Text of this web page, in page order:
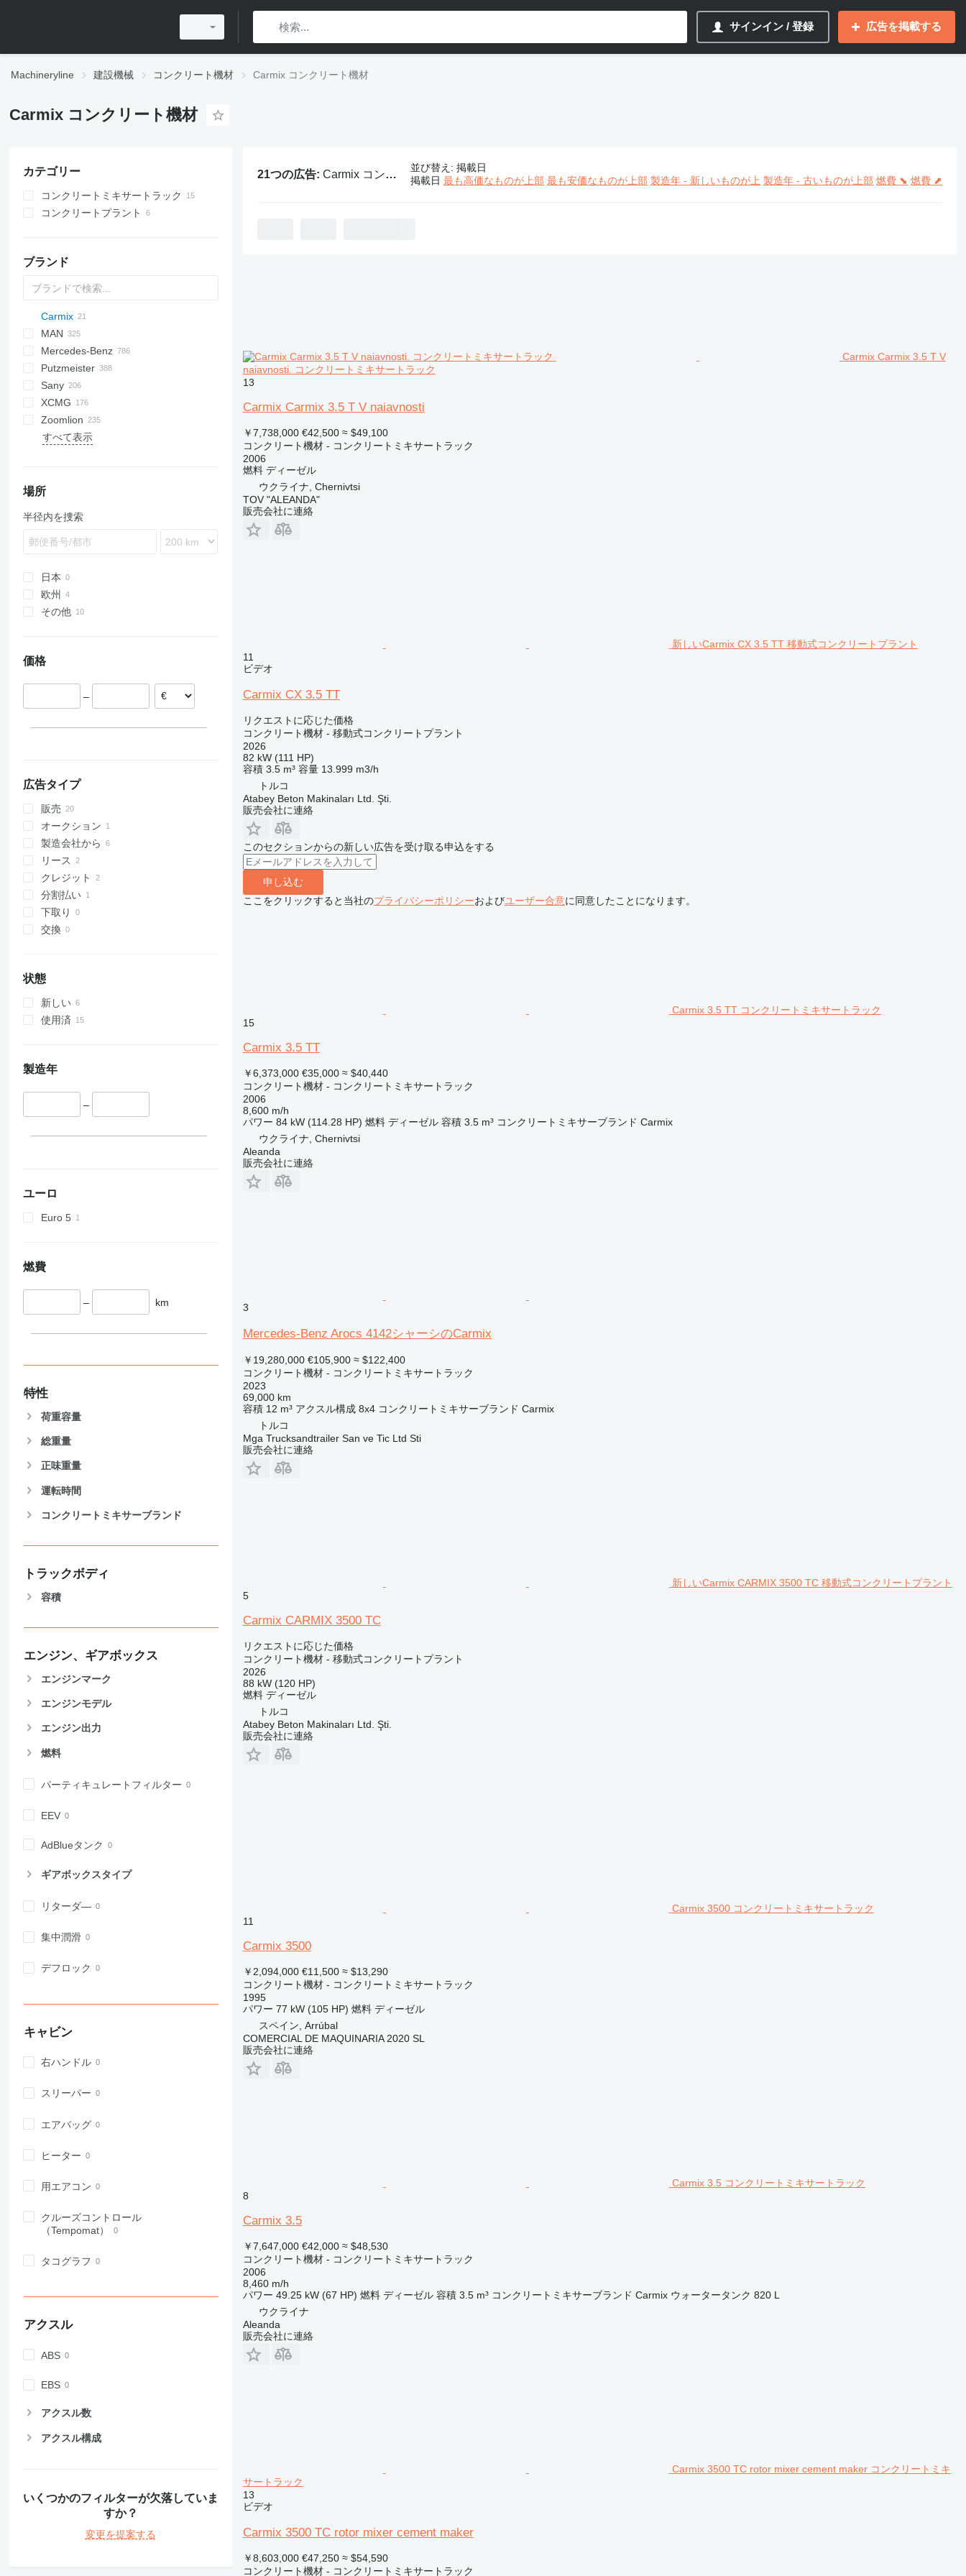
サインイン / 登録 広告を掲載する
Machineryline 建設機械 コンクリート機材 Carmix コンクリート機材
Carmix コンクリート機材
カテゴリー
コンクリートミキサートラック
コンクリートプラント
ブランド
AL
BM
HD
M-series
PM
DC
FHS
K-series
Magnum
PC
CK
Carmix
2.5
3.5
5.5
RM
BatchKing
BlockKing
MobKing
20
30
60
75
100
120
160
CF
F-series
L-series
DFL
ESM
Compact
Turbomix
Airone
D-series
4136
CF
Cargo
E-series
Auman
M series
X series
GW
500
700
A-series
ZZ
EuroCargo
Eurotech
Eurotrakker
Magirus
S-Way
Stralis
T-Way
CYZ
ELF
42RX170
SKM
T-series
W-series
HTM
R-series
MAN
F90
TGA
TGM
TGS
TGX
Mercedes-Benz
Actros
Arocs
Atego
Axor
S-Class
DBM
Canter
357
C60
C100
M60
M100
S100
Putzmeister
BSA
BSF
M-series
Mixokret
C-series
K-series
Kerax
Premium
Sany
HBT
SYG
G-series
P-series
R-series
BP
S36
SP
F3000
H3000
L3000
371
380
NX
C5H
C7H
G5
CopperHead
L9500
M1
R-500
815
T-series
BC
C
FE
FH
100T
XCMG
HB
Zoomlion
HBT
すべて表示
場所
半径内を捜索
日本
欧州
ルーマニア
その他
価格
–
広告タイプ
販売
オークション
製造会社から
リース
クレジット
分割払い
下取り
交換
状態
新しい
使用済
製造年
–
ユーロ
Euro 5
燃費
– km
特性
荷重容量
総重量
正味重量
運転時間
コンクリートミキサーブランド
トラックボディ
容積
エンジン、ギアボックス
エンジンマーク
エンジンモデル
エンジン出力
燃料
パーティキュレートフィルター
EEV
AdBlueタンク
ギアボックスタイプ
リターダ―
集中潤滑
デフロック
キャビン
右ハンドル
スリーパー
エアバッグ
ヒーター
用エアコン
クルーズコントロール
（Tempomat）
タコグラフ
アクスル
ABS
EBS
アクスル数
アクスル構成
いくつかのフィルターが欠落していま
すか？
変更を提案する
21つの広告: Carmix コンクリート機材
並び替え : 掲載日
掲載日 最も高価なものが上部 最も安価なものが上部 製造年 - 新しいものが上 製造年 - 古いものが上部 燃費 ⬊ 燃費 ⬈
Carmix Carmix 3.5 T V
naiavnosti. コンクリートミキサートラック
13
Carmix Carmix 3.5 T V naiavnosti
￥7,738,000 €42,500 ≈ $49,100
コンクリート機材 - コンクリートミキサートラック
2006
燃料 ディーゼル
ウクライナ, Chernivtsi
TOV "ALEANDA"
販売会社に連絡
新しいCarmix CX 3.5 TT 移動式コンクリートプラント
11
ビデオ
Carmix CX 3.5 TT
リクエストに応じた価格
コンクリート機材 - 移動式コンクリートプラント
2026
82 kW (111 HP)
容積 3.5 m³ 容量 13.999 m3/h
トルコ
Atabey Beton Makinaları Ltd. Şti.
販売会社に連絡
このセクションからの新しい広告を受け取る申込をする
申し込む
ここをクリックすると当社のプライバシーポリシーおよびユーザー合意に同意したことになります。
Carmix 3.5 TT コンクリートミキサートラック
15
Carmix 3.5 TT
￥6,373,000 €35,000 ≈ $40,440
コンクリート機材 - コンクリートミキサートラック
2006
8,600 m/h
パワー 84 kW (114.28 HP) 燃料 ディーゼル 容積 3.5 m³ コンクリートミキサーブランド Carmix
ウクライナ, Chernivtsi
Aleanda
販売会社に連絡
3
Mercedes-Benz Arocs 4142シャーシのCarmix
￥19,280,000 €105,900 ≈ $122,400
コンクリート機材 - コンクリートミキサートラック
2023
69,000 km
容積 12 m³ アクスル構成 8x4 コンクリートミキサーブランド Carmix
トルコ
Mga Trucksandtrailer San ve Tic Ltd Sti
販売会社に連絡
新しいCarmix CARMIX 3500 TC 移動式コンクリートプラント
5
Carmix CARMIX 3500 TC
リクエストに応じた価格
コンクリート機材 - 移動式コンクリートプラント
2026
88 kW (120 HP)
燃料 ディーゼル
トルコ
Atabey Beton Makinaları Ltd. Şti.
販売会社に連絡
Carmix 3500 コンクリートミキサートラック
11
Carmix 3500
￥2,094,000 €11,500 ≈ $13,290
コンクリート機材 - コンクリートミキサートラック
1995
パワー 77 kW (105 HP) 燃料 ディーゼル
スペイン, Arrúbal
COMERCIAL DE MAQUINARIA 2020 SL
販売会社に連絡
Carmix 3.5 コンクリートミキサートラック
8
Carmix 3.5
￥7,647,000 €42,000 ≈ $48,530
コンクリート機材 - コンクリートミキサートラック
2006
8,460 m/h
パワー 49.25 kW (67 HP) 燃料 ディーゼル 容積 3.5 m³ コンクリートミキサーブランド Carmix ウォータータンク 820 L
ウクライナ
Aleanda
販売会社に連絡
Carmix 3500 TC rotor mixer cement maker コンクリートミキ
サートラック
13
ビデオ
Carmix 3500 TC rotor mixer cement maker
￥8,603,000 €47,250 ≈ $54,590
コンクリート機材 - コンクリートミキサートラック